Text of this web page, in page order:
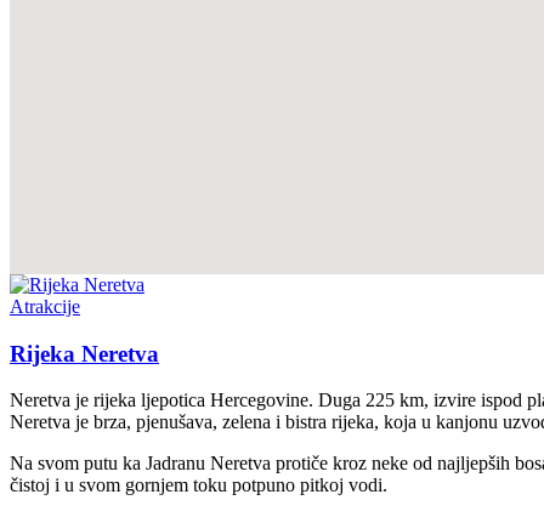
Atrakcije
Rijeka Neretva
Neretva je rijeka ljepotica Hercegovine. Duga 225 km, izvire ispod
Neretva je brza, pjenušava, zelena i bistra rijeka, koja u kanjonu
Na svom putu ka Jadranu Neretva protiče kroz neke od najljepših
čistoj i u svom gornjem toku potpuno pitkoj vodi.